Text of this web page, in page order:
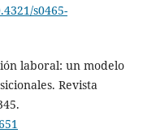
s0465-
laboral: un modelo
Revista